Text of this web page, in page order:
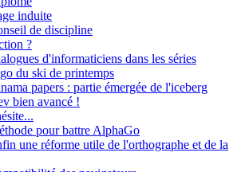
induite
de discipline
?
d'informaticiens dans les séries
du ski de printemps
papers : partie émergée de l'iceberg
bien avancé !
pour battre AlphaGo
une réforme utile de l'orthographe et de la